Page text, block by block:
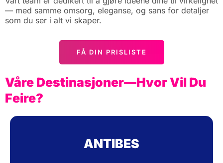
— med samme omsorg, eleganse, og sans for detaljer
som du ser i alt vi skaper.
FÅ DIN PRISLISTE
Våre Destinasjoner—Hvor Vil Du
Feire?
ANTIBES